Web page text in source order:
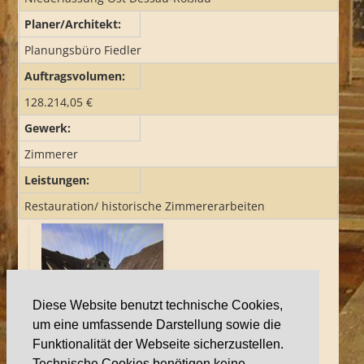
Diese Website benutzt technische Cookies,
um eine umfassende Darstellung sowie die
Funktionalität der Webseite sicherzustellen.
REFERENZEN
JOB UND AZUBI
Planer/Architekt:
Planungsbüro Fiedler
Auftragsvolumen:
128.214,05 €
Gewerk:
Zimmerer
Leistungen:
Restauration/ historische Zimmererarbeiten